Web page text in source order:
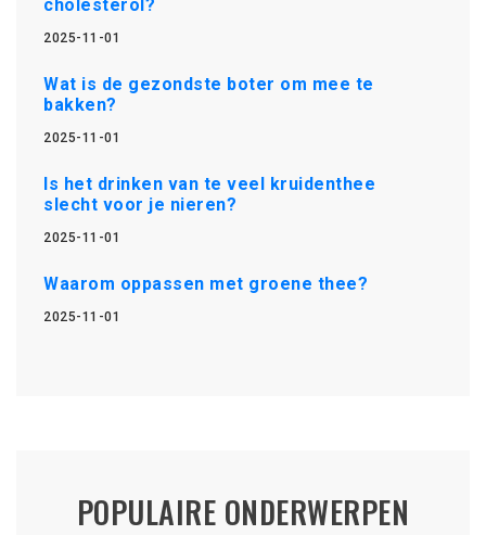
cholesterol?
2025-11-01
Wat is de gezondste boter om mee te
bakken?
2025-11-01
Is het drinken van te veel kruidenthee
slecht voor je nieren?
2025-11-01
Waarom oppassen met groene thee?
2025-11-01
POPULAIRE ONDERWERPEN